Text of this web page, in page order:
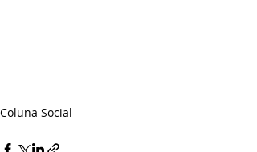
Coluna Social